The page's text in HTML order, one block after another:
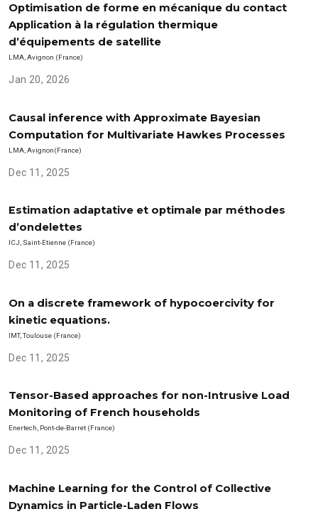
Optimisation de forme en mécanique du contact
Application à la régulation thermique
d’équipements de satellite
LMA, Avignon (France)
Jan 20, 2026
Causal inference with Approximate Bayesian
Computation for Multivariate Hawkes Processes
LMA, Avignon(France)
Dec 11, 2025
Estimation adaptative et optimale par méthodes
d’ondelettes
ICJ, Saint-Etienne (France)
Dec 11, 2025
On a discrete framework of hypocoercivity for
kinetic equations.
IMT, Toulouse (France)
Dec 11, 2025
Tensor-Based approaches for non-Intrusive Load
Monitoring of French households
Enertech, Pont-de-Barret (France)
Dec 11, 2025
Machine Learning for the Control of Collective
Dynamics in Particle-Laden Flows